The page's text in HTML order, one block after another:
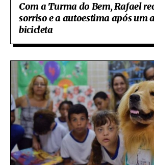
Com a Turma do Bem, Rafael
sorriso e a autoestima após um
bicicleta